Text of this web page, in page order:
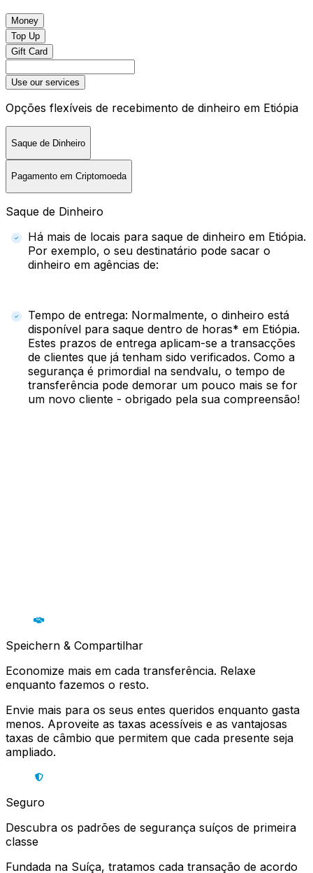
Money
Top Up
Gift Card
Use our services
Opções flexíveis de recebimento de dinheiro em Etiópia
Saque de Dinheiro
Pagamento em Criptomoeda
Saque de Dinheiro
Há mais de locais para saque de dinheiro em Etiópia.
Por exemplo, o seu destinatário pode sacar o
dinheiro em agências de:
Tempo de entrega: Normalmente, o dinheiro está
disponível para saque dentro de horas* em Etiópia.
Estes prazos de entrega aplicam-se a transacções
de clientes que já tenham sido verificados. Como a
segurança é primordial na sendvalu, o tempo de
transferência pode demorar um pouco mais se for
um novo cliente - obrigado pela sua compreensão!
Speichern & Compartilhar
Economize mais em cada transferência. Relaxe
enquanto fazemos o resto.
Envie mais para os seus entes queridos enquanto gasta
menos. Aproveite as taxas acessíveis e as vantajosas
taxas de câmbio que permitem que cada presente seja
ampliado.
Seguro
Descubra os padrões de segurança suíços de primeira
classe
Fundada na Suíça, tratamos cada transação de acordo